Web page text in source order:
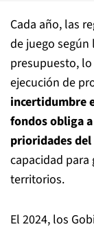
Cada año, las
de juego
presupuesto,
ejecución de
incertidumbre
fondos obliga a
prioridades
capacidad
territorios.
El 2024, los